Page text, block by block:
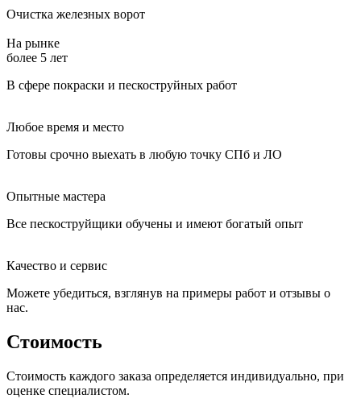
Очистка железных ворот
На рынке
более 5 лет
В сфере покраски и пескоструйных работ
Любое время и место
Готовы срочно выехать в любую точку СПб и ЛО
Опытные мастера
Все пескоструйщики обучены и имеют богатый опыт
Качество и сервис
Можете убедиться, взглянув на примеры работ и отзывы о
нас.
Стоимость
Стоимость каждого заказа определяется индивидуально, при
оценке специалистом.